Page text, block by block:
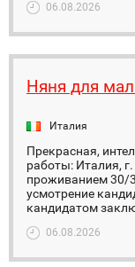
06.08.2026
Няня для
Италия
Прекрасная,
работы: Италия,
проживанием 30/
усмотрение
кандидатом
06.08.2026